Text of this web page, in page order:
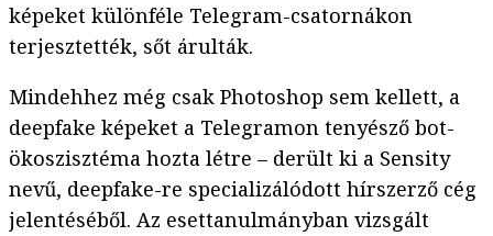
képeket különféle Telegram-csatornákon
terjesztették, sőt árulták.
Mindehhez még csak Photoshop sem kellett, a
deepfake képeket a Telegramon tenyésző bot-
ökoszisztéma hozta létre – derült ki a Sensity
nevű, deepfake-re specializálódott hírszerző cég
jelentéséből. Az esettanulmányban vizsgált